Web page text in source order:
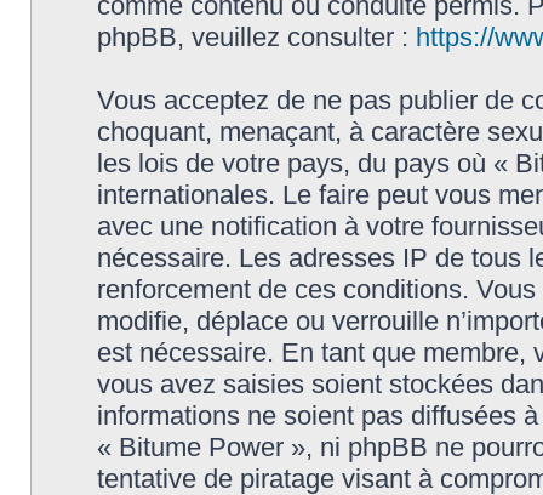
phpBB, veuillez consulter : https://
Vous acceptez de ne pas publier de
choquant, menaçant, à caractère
les lois de votre pays, du pays où «
internationales. Le faire peut vous
avec une notification à votre
nécessaire. Les adresses IP de tous
renforcement de ces conditions.
modifie, déplace ou verrouille
est nécessaire. En tant que membre,
vous avez saisies soient stockées
informations ne soient pas diffusées
« Bitume Power », ni phpBB ne
tentative de piratage visant à